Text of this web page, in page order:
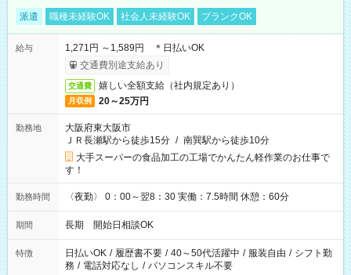
派遣 職種未経験OK 社会人未経験OK ブランクOK
給与
1,271円 ～1,589円 ＊日払いOK
交通費別途支給あり
交通費 嬉しい全額支給（社内規定あり）
月収例 20～25万円
勤務地
大阪府東大阪市
ＪＲ長瀬駅から徒歩15分 / 南巽駅から徒歩10分
大手スーパーの食品加工の工場でかんたん軽作業のお仕事で
す！
勤務時間 〈夜勤〉 0：00～翌8：30 実働：7.5時間 休憩：60分
期間 長期 開始日相談OK
特徴 日払いOK / 履歴書不要 / 40～50代活躍中 / 服装自由 / シフト勤
務 / 電話対応なし / パソコンスキル不要